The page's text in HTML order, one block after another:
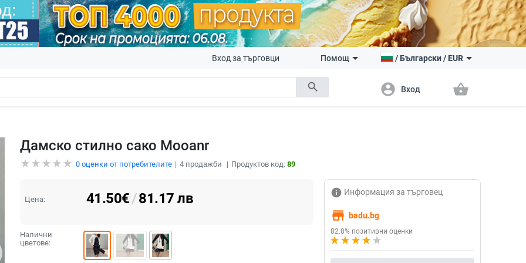
search
Вход за търговци Помощ /Български/ EUR
account_circle Вход shopping_basket
Дамско стилно сако Mooanr
0оценки от потребителите 4продажби Продуктов код: 89
Цена: 41.50€/81.17 лв
Налични
цветове:
info Информация за търговец
store badu.bg
82.8% позитивни оценки